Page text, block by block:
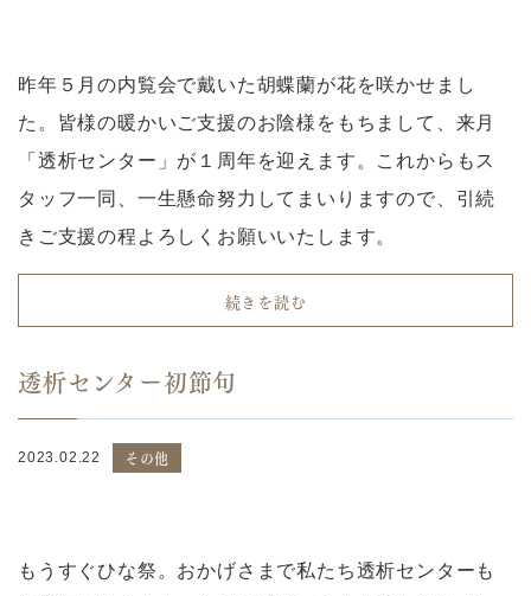
昨年５月の内覧会で戴いた胡蝶蘭が花を咲かせまし
た。皆様の暖かいご支援のお陰様をもちまして、来月
「透析センター」が１周年を迎えます。これからもス
タッフ一同、一生懸命努力してまいりますので、引続
きご支援の程よろしくお願いいたします。
続きを読む
透析センター初節句
2023.02.22 その他
もうすぐひな祭。おかげさまで私たち透析センターも